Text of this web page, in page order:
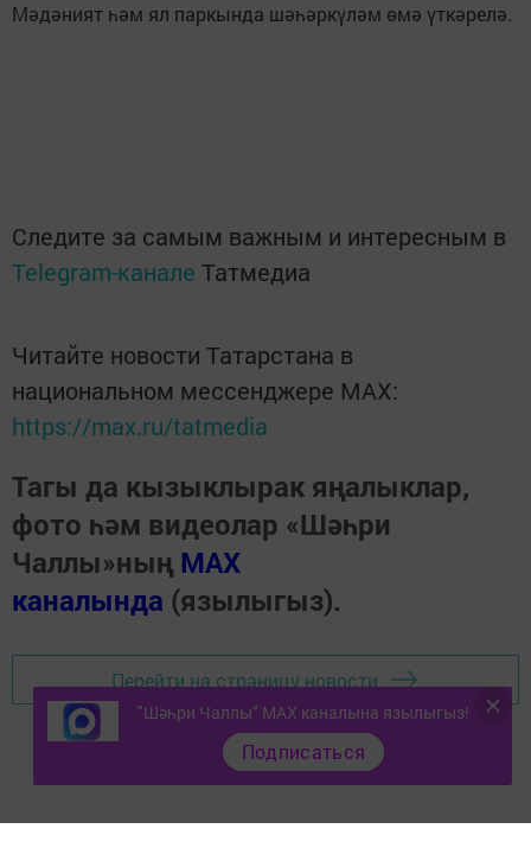
Мәдәният һәм ял паркында шәһәркүләм өмә үткәрелә.
Следите за самым важным и интересным в
Telegram-канале Татмедиа
Читайте новости Татарстана в
национальном мессенджере MАХ:
https://max.ru/tatmedia
Тагы да кызыклырак яңалыклар,
фото һәм видеолар «Шәһри
Чаллы»ның MAX
каналында (язылыгыз).
Перейти на страницу новости
"Шәһри Чаллы" MAX каналына язылыгыз!
Подписаться